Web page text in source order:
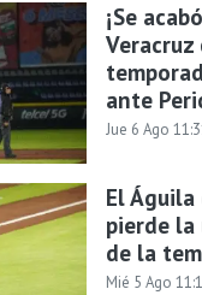
¡Se
ante
Jue 6 Ago
El Águila
pierde
de la
Mié 5 Ago